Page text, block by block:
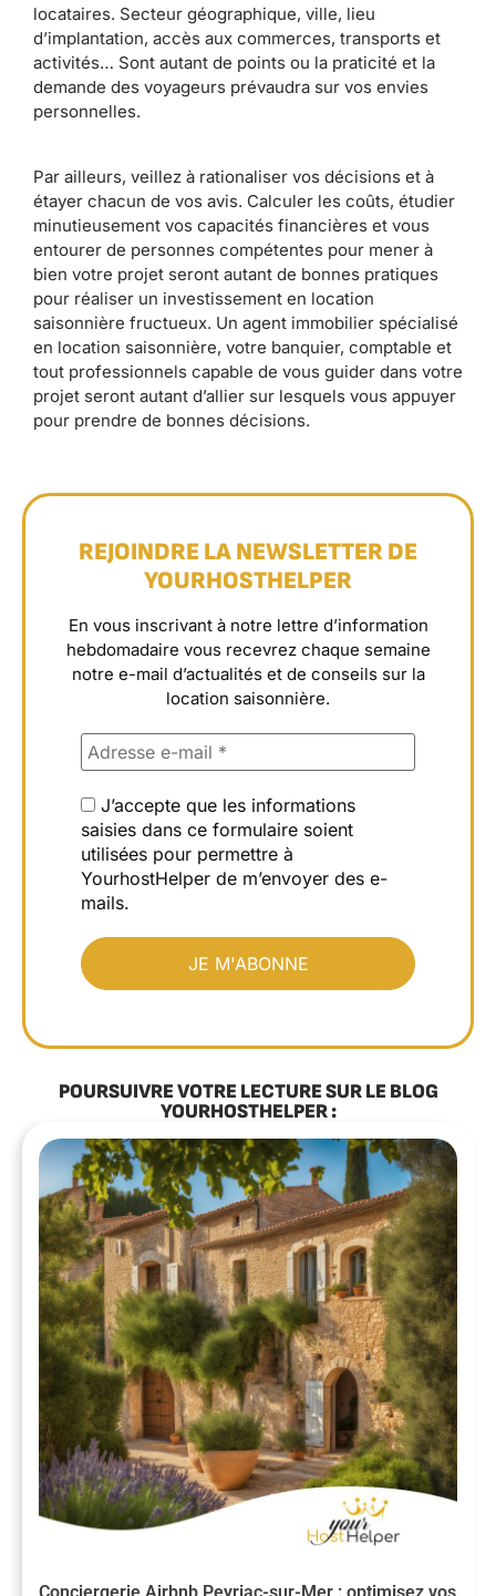
locataires. Secteur géographique, ville, lieu
d’implantation, accès aux commerces, transports et
activités… Sont autant de points ou la praticité et la
demande des voyageurs prévaudra sur vos envies
personnelles.
Par ailleurs, veillez à rationaliser vos décisions et à
étayer chacun de vos avis. Calculer les coûts, étudier
minutieusement vos capacités financières et vous
entourer de personnes compétentes pour mener à
bien votre projet seront autant de bonnes pratiques
pour réaliser un investissement en location
saisonnière fructueux. Un agent immobilier spécialisé
en location saisonnière, votre banquier, comptable et
tout professionnels capable de vous guider dans votre
projet seront autant d’allier sur lesquels vous appuyer
pour prendre de bonnes décisions.
REJOINDRE LA NEWSLETTER DE
YOURHOSTHELPER
En vous inscrivant à notre lettre d’information
hebdomadaire vous recevrez chaque semaine
notre e-mail d’actualités et de conseils sur la
location saisonnière.
J’accepte que les informations
saisies dans ce formulaire soient
utilisées pour permettre à
YourhostHelper de m’envoyer des e-
mails.
POURSUIVRE VOTRE LECTURE SUR LE BLOG
YOURHOSTHELPER :